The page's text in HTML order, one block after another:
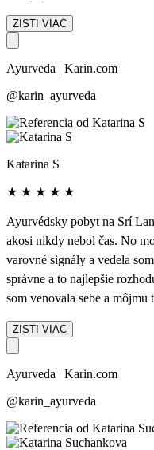
ZISTI VIAC
Ayurveda | Karin.com
@karin_ayurveda
Katarina S
★ ★ ★ ★ ★
Ayurvédsky pobyt na Srí
akosi nikdy nebol čas. No moje telo mi dávalo čoraz častejšie
varovné signály a vedela som,
správne a to najlepšie
som venovala sebe a môjmu telu to
stravovať, aby som sa cítila lepšie a
jogy a každodenných
problémami s chrbticou a v
pre moju myseľ a dušu. Karin ďakujem za jej profesionálny prístup
na ďalší ayurvédsky pobyt.
ZISTI VIAC
Ayurveda | Karin.com
@karin_ayurveda